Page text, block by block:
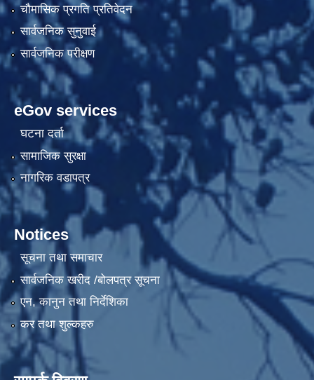
चौमासिक प्रगति प्रतिवेदन
सार्वजनिक सुनुवाई
सार्वजनिक परीक्षण
eGov services
घटना दर्ता
सामाजिक सुरक्षा
नागरिक वडापत्र
Notices
सूचना तथा समाचार
सार्वजनिक खरीद /बोलपत्र सूचना
एन, कानुन तथा निर्देशिका
कर तथा शुल्कहरु